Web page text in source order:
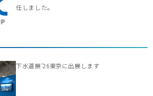
任しました。
下水道展’26東京に出展します